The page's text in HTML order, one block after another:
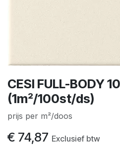
CESI FULL-BODY
(1m²/100st/ds)
prijs per m²/doos
€ 74,87 Exclusief btw